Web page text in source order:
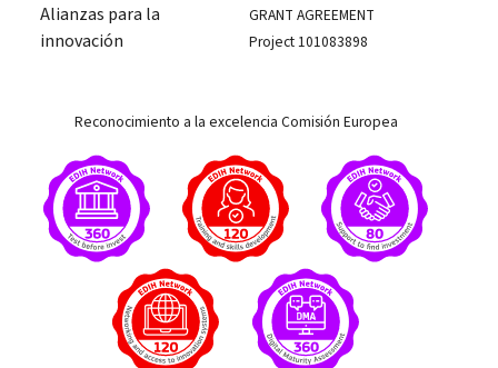
Alianzas para la
innovación
GRANT AGREEMENT
Project 101083898
Reconocimiento a la excelencia Comisión Europea